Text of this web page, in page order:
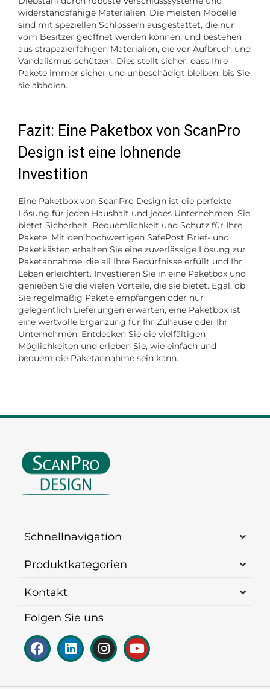
widerstandsfähige Materialien. Die meisten Modelle
sind mit speziellen Schlössern ausgestattet, die nur
vom Besitzer geöffnet werden können, und bestehen
aus strapazierfähigen Materialien, die vor Aufbruch und
Vandalismus schützen. Dies stellt sicher, dass Ihre
Pakete immer sicher und unbeschädigt bleiben, bis Sie
sie abholen.
Fazit: Eine Paketbox von ScanPro
Design ist eine lohnende
Investition
Eine Paketbox von ScanPro Design ist die perfekte
Lösung für jeden Haushalt und jedes Unternehmen. Sie
bietet Sicherheit, Bequemlichkeit und Schutz für Ihre
Pakete. Mit den hochwertigen SafePost Brief- und
Paketkästen erhalten Sie eine zuverlässige Lösung zur
Paketannahme, die all Ihre Bedürfnisse erfüllt und Ihr
Leben erleichtert. Investieren Sie in eine Paketbox und
genießen Sie die vielen Vorteile, die sie bietet. Egal, ob
Sie regelmäßig Pakete empfangen oder nur
gelegentlich Lieferungen erwarten, eine Paketbox ist
eine wertvolle Ergänzung für Ihr Zuhause oder Ihr
Unternehmen. Entdecken Sie die vielfältigen
Möglichkeiten und erleben Sie, wie einfach und
bequem die Paketannahme sein kann.
Schnellnavigation
Produktkategorien
Kontakt
Folgen Sie uns